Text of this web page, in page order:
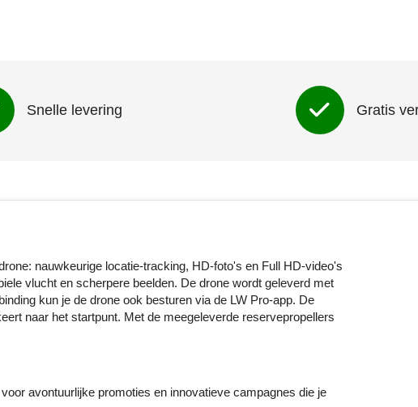
Snelle levering Gratis
nauwkeurige locatie-tracking, HD-foto's en Full HD-video's
vlucht en scherpere beelden. De drone wordt geleverd met
kun je de drone ook besturen via de LW Pro-app. De
naar het startpunt. Met de meegeleverde reservepropellers
avontuurlijke promoties en innovatieve campagnes die je